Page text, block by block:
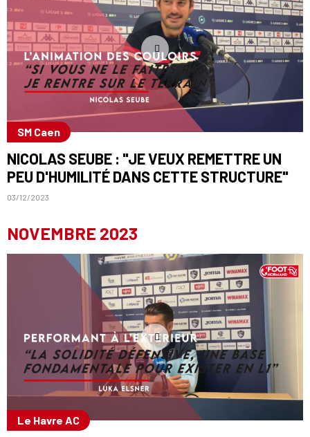
SM Caen
NICOLAS SEUBE : "JE VEUX REMETTRE UN
PEU D'HUMILITÉ DANS CETTE STRUCTURE"
03/12/2023
NOVEMBRE 2023
Le Havre AC